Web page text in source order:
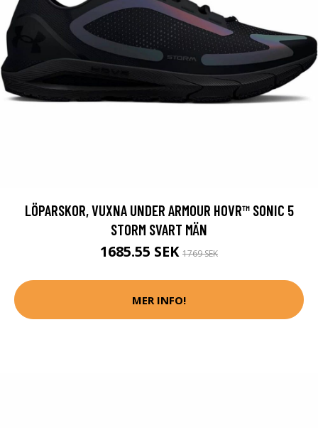
LÖPARSKOR, VUXNA UNDER ARMOUR HOVR™ SONIC 5
STORM SVART MÄN
1685.55 SEK 1769 SEK
MER INFO!